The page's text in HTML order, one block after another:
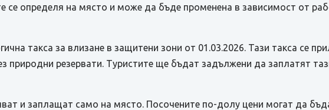
се определя на място и може да бъде променена в зависимост от
такса за влизане в защитени зони от 01.03.2026. Тази такса се
природни резервати. Туристите ще бъдат задължени да заплатят
и заплащат само на място. Посочените по-долу цени могат да